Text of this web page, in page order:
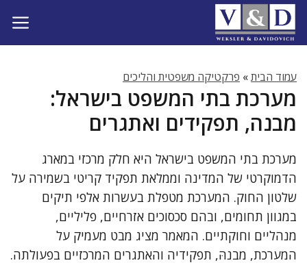
לדלג
לתוכן
עמוד הבית» פרקטיקה משפטית והליכים
מערכת בתי המשפט בישראל:
מבנה, תפקידים ואתגרים
מערכת בתי המשפט בישראל היא חלק מרכזי במארג
הדמוקרטי של המדינה וממלאת תפקיד קריטי בשמירה על
שלטון החוק. המערכת מטפלת בעשרות אלפי תיקים
במגוון תחומים, ובהם סכסוכים אזרחיים, פליליים,
מנהליים וחוקתיים. המאמר מציג מבט מעמיק על
המערכת, מבנהּ, תפקידיה והאתגרים המרכזיים בפעולתה.